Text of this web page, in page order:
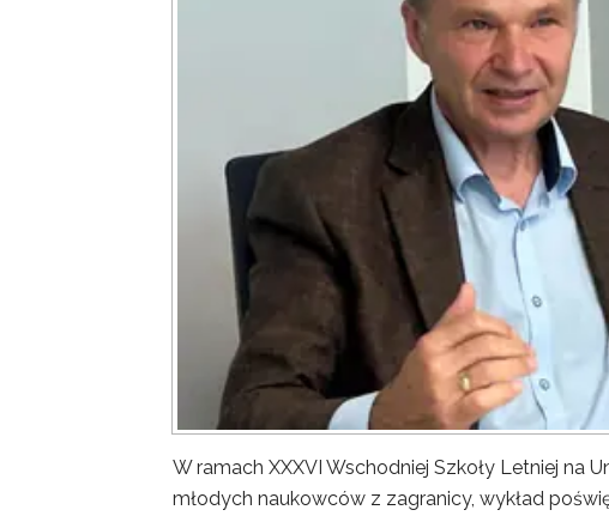
W ramach XXXVI Wschodniej Szkoły Letniej na
młodych naukowców z zagranicy, wykład